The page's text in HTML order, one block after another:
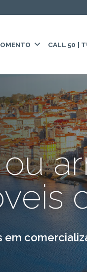
CALL 50 |
em